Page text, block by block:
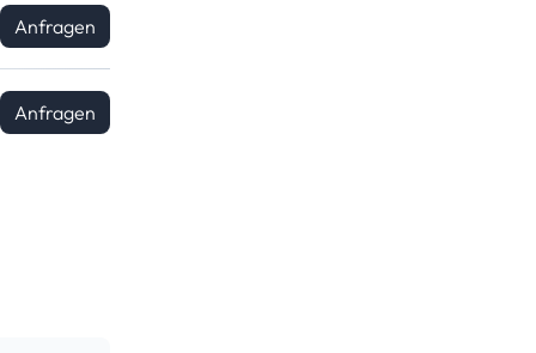
Anfragen
Anfragen